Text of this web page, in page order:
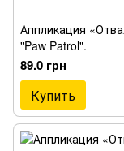
Аппликация
"Paw Patrol".
89.0 грн
Купить